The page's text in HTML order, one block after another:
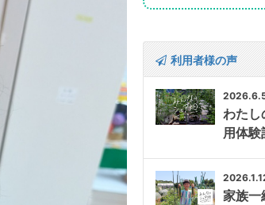
利用者様の声
わたし
用体験
家族一